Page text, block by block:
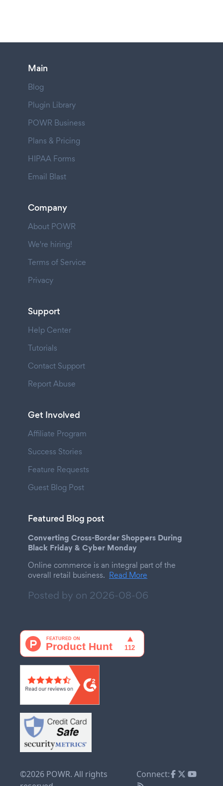
Main
Blog
Plugin Library
POWR Business
Plans & Pricing
HIPAA Forms
Email Blast
Company
About POWR
We're hiring!
Terms of Service
Privacy
Support
Help Center
Tutorials
Contact Support
Report Abuse
Get Involved
Affiliate Program
Success Stories
Feature Requests
Guest Blog Post
Featured Blog post
Converting Cross-Border Shoppers During
Black Friday & Cyber Monday
Online commerce is an integral part of the
overall retail business. Read More
Posted by on 2026-08-06
©2026 POWR. All rights
Connect: